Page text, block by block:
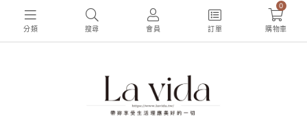
分類 搜尋 會員 訂單
0
購物車